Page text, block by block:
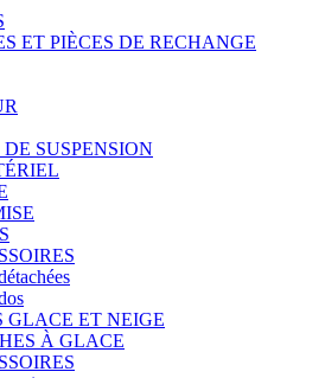
ET PIÈCES DE RECHANGE
SUSPENSION
GLACE ET NEIGE
À GLACE